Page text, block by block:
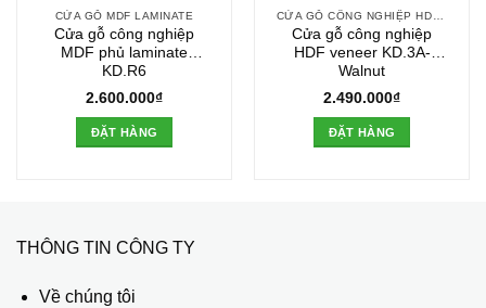
CỬA GỖ MDF LAMINATE
Cửa gỗ công nghiệp
MDF phủ laminate
KD.R6
2.600.000₫
ĐẶT HÀNG
CỬA GỖ CÔNG NGHIỆP HDF VENEER
Cửa gỗ công nghiệp
HDF veneer KD.3A-
Walnut
2.490.000₫
ĐẶT HÀNG
THÔNG TIN CÔNG TY
Về chúng tôi